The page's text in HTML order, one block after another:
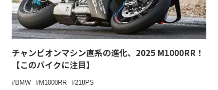
チャンピオンマシン直系の進化、2025 M1000RR！
【このバイクに注目】
BMW M1000RR
218PS